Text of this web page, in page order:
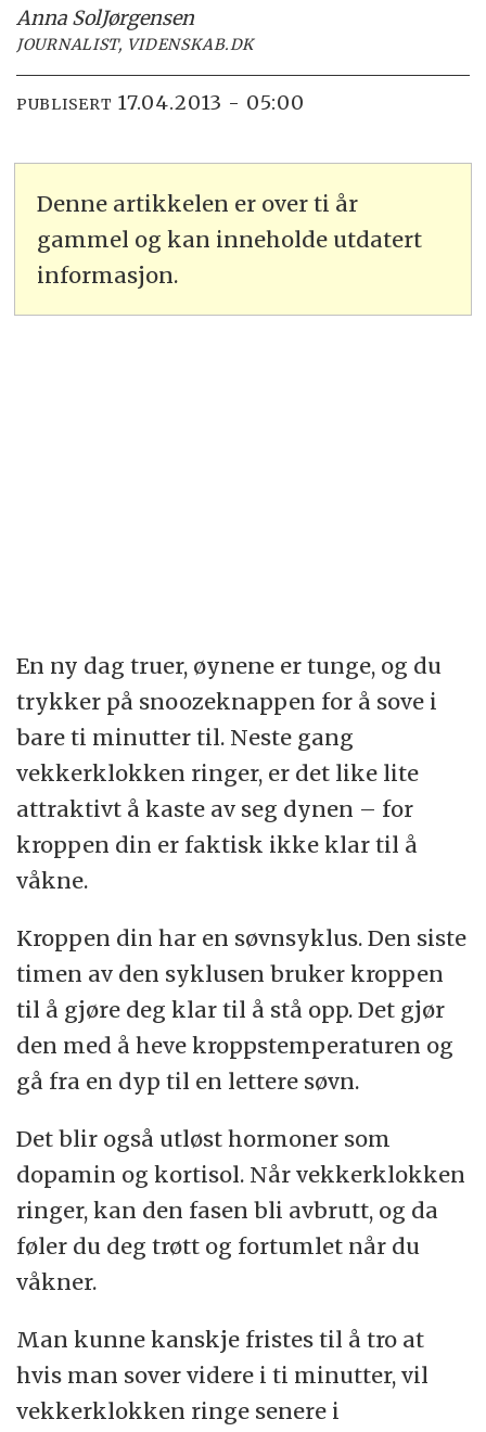
Anna SolJørgensen
JOURNALIST, VIDENSKAB.DK
PUBLISERT 17.04.2013 - 05:00
Denne artikkelen er over ti år
gammel og kan inneholde utdatert
informasjon.
En ny dag truer, øynene er tunge, og du
trykker på snoozeknappen for å sove i
bare ti minutter til. Neste gang
vekkerklokken ringer, er det like lite
attraktivt å kaste av seg dynen – for
kroppen din er faktisk ikke klar til å
våkne.
Kroppen din har en søvnsyklus. Den siste
timen av den syklusen bruker kroppen
til å gjøre deg klar til å stå opp. Det gjør
den med å heve kroppstemperaturen og
gå fra en dyp til en lettere søvn.
Det blir også utløst hormoner som
dopamin og kortisol. Når vekkerklokken
ringer, kan den fasen bli avbrutt, og da
føler du deg trøtt og fortumlet når du
våkner.
Man kunne kanskje fristes til å tro at
hvis man sover videre i ti minutter, vil
vekkerklokken ringe senere i